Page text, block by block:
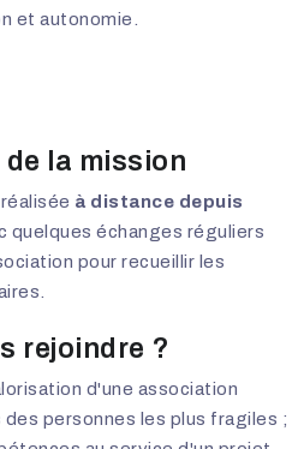
et autonomie.
la mission
à distance depuis
quelques échanges réguliers
pour recueillir les
rejoindre ?
d'une association
personnes les plus fragiles ;